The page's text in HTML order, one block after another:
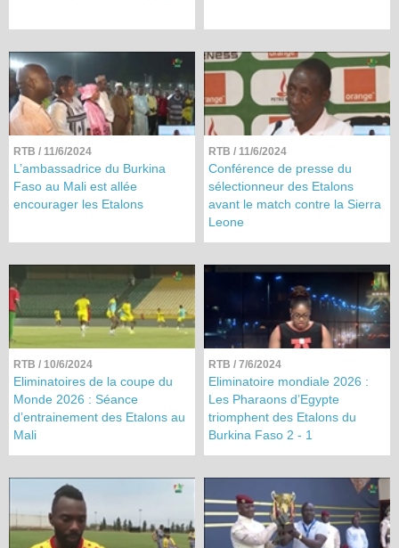
RTB / 11/6/2024
L’ambassadrice du Burkina
Faso au Mali est allée
encourager les Etalons
RTB / 11/6/2024
Conférence de presse du
sélectionneur des Etalons
avant le match contre la Sierra
Leone
RTB / 10/6/2024
Eliminatoires de la coupe du
Monde 2026 : Séance
d’entrainement des Etalons au
Mali
RTB / 7/6/2024
Eliminatoire mondiale 2026 :
Les Pharaons d’Egypte
triomphent des Etalons du
Burkina Faso 2 - 1